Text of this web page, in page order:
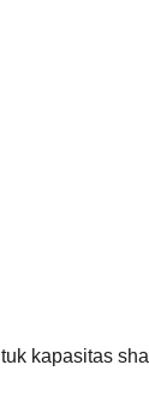
kapasitas